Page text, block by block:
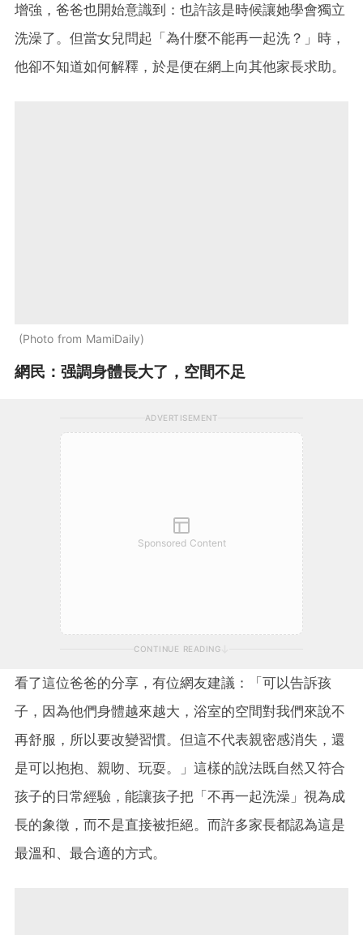
增強，爸爸也開始意識到：也許該是時候讓她學會獨立
洗澡了。但當女兒問起「為什麼不能再一起洗？」時，
他卻不知道如何解釋，於是便在網上向其他家長求助。
Photo from MamiDaily
網民：强調身體長大了，空間不足
ADVERTISEMENT
Sponsored Content
CONTINUE READING
看了這位爸爸的分享，有位網友建議：「可以告訴孩
子，因為他們身體越來越大，浴室的空間對我們來說不
再舒服，所以要改變習慣。但這不代表親密感消失，還
是可以抱抱、親吻、玩耍。」這樣的說法既自然又符合
孩子的日常經驗，能讓孩子把「不再一起洗澡」視為成
長的象徵，而不是直接被拒絕。而許多家長都認為這是
最溫和、最合適的方式。